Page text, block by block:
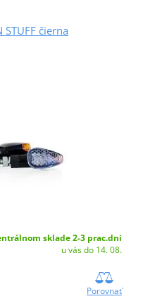
čierna
sklade 2-3 prac.dni
u vás do 14. 08.
Porovnať